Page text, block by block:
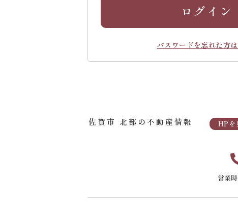
ログイン
パスワードを忘れた方
佐賀市 北部の不動産情報 HPを
営業